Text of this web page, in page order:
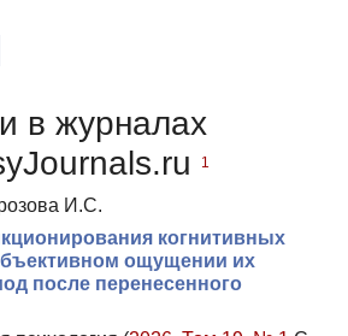
в журналах
1
И.С.
когнитивных
ощущении их
после перенесенного